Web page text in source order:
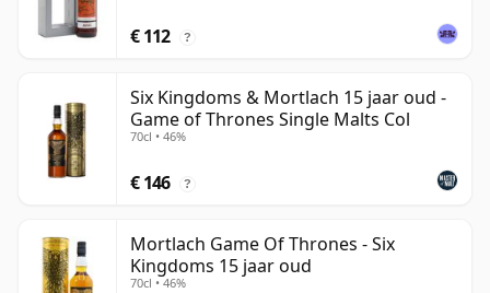
€ 112 ?
Six Kingdoms & Mortlach 15 jaar oud -
Game of Thrones Single Malts Col
70cl • 46%
€ 146 ?
Mortlach Game Of Thrones - Six
Kingdoms 15 jaar oud
70cl • 46%